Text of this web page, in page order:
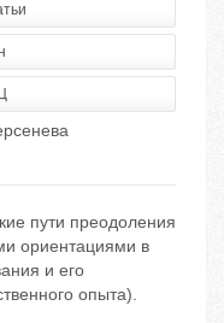
пути преодоления
ориентациями в
и его
опыта).